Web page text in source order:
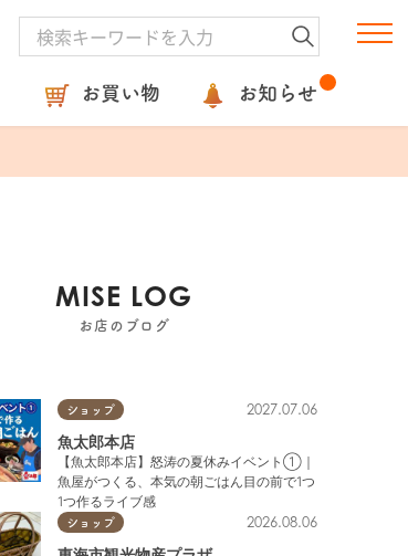
お買い物 お知らせ
MISE LOG
お店のブログ
ショップ 2027.07.06
魚太郎本店
【魚太郎本店】怒涛の夏休みイベント①｜
魚屋がつくる、本気の朝ごはん目の前で1つ
1つ作るライブ感
ショップ 2026.08.06